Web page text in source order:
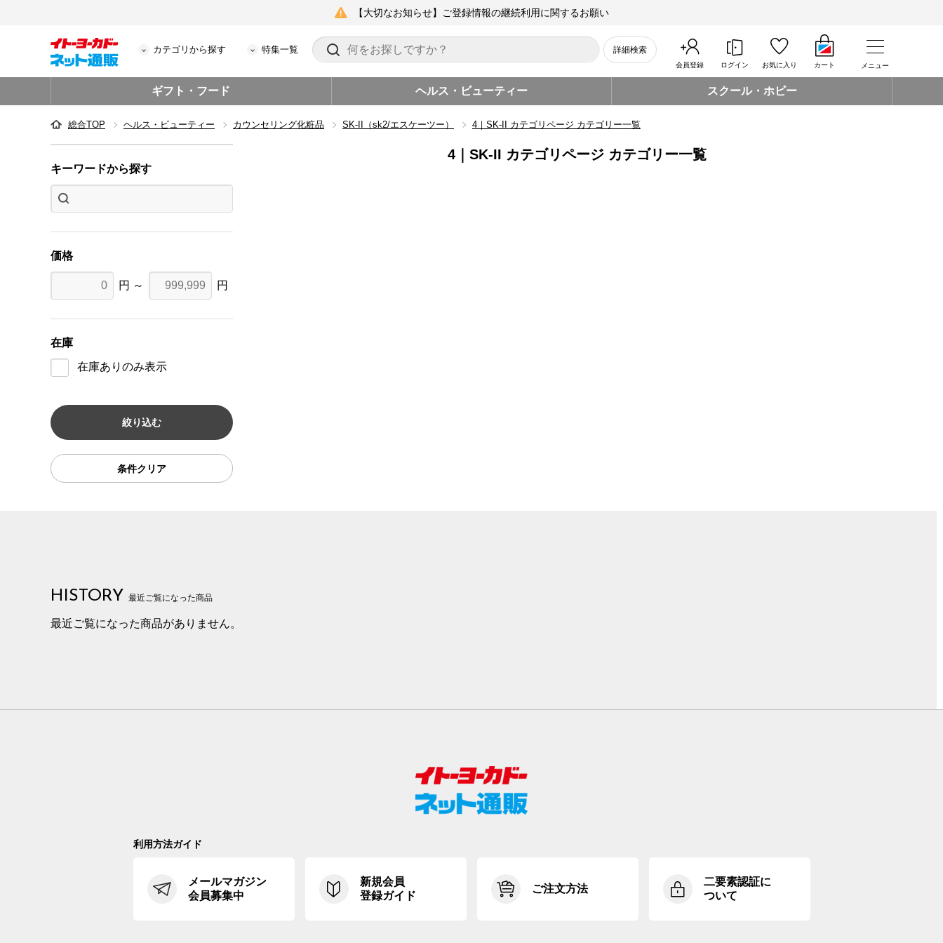
【大切なお知らせ】ご登録情報の継続利用に関するお願い
カテゴリから探す 特集一覧 詳細検索
会員登録 ログイン お気に入り カート メニュー
ギフト・フード ヘルス・ビューティー スクール・ホビー
総合TOP ヘルス・ビューティー カウンセリング化粧品 SK-II（sk2/エスケーツー） 4｜SK-II カテゴリページ カテゴリー一覧
キーワードから探す
価格
円 ～ 円
在庫
在庫ありのみ表示
条件クリア
4｜SK-II カテゴリページ カテゴリー一覧
HISTORY 最近ご覧になった商品
最近ご覧になった商品がありません。
利用方法ガイド
メールマガジン
会員募集中
新規会員
登録ガイド
ご注文方法
二要素認証に
ついて